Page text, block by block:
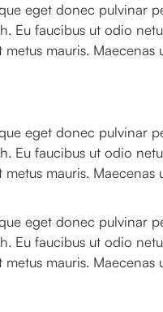
eget donec pulvinar
Eu faucibus ut odio
mauris.
eget donec pulvinar
Eu faucibus ut odio
mauris.
eget donec pulvinar
Eu faucibus ut odio
mauris.